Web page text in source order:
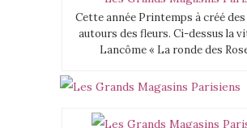
Cette année Printemps à créé
autours des fleurs. Ci-dessus la
Lancôme « La ronde des